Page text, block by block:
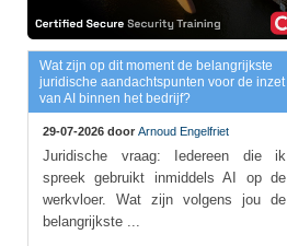
Wat zijn op dit moment de belangrijkste
juridische aandachtspunten voor de inzet
van AI binnen het bedrijf?
29-07-2026 door Arnoud Engelfriet
Juridische vraag: Iedereen die ik
spreek gebruikt inmiddels AI op de
werkvloer. Wat zijn volgens jou de
belangrijkste ...